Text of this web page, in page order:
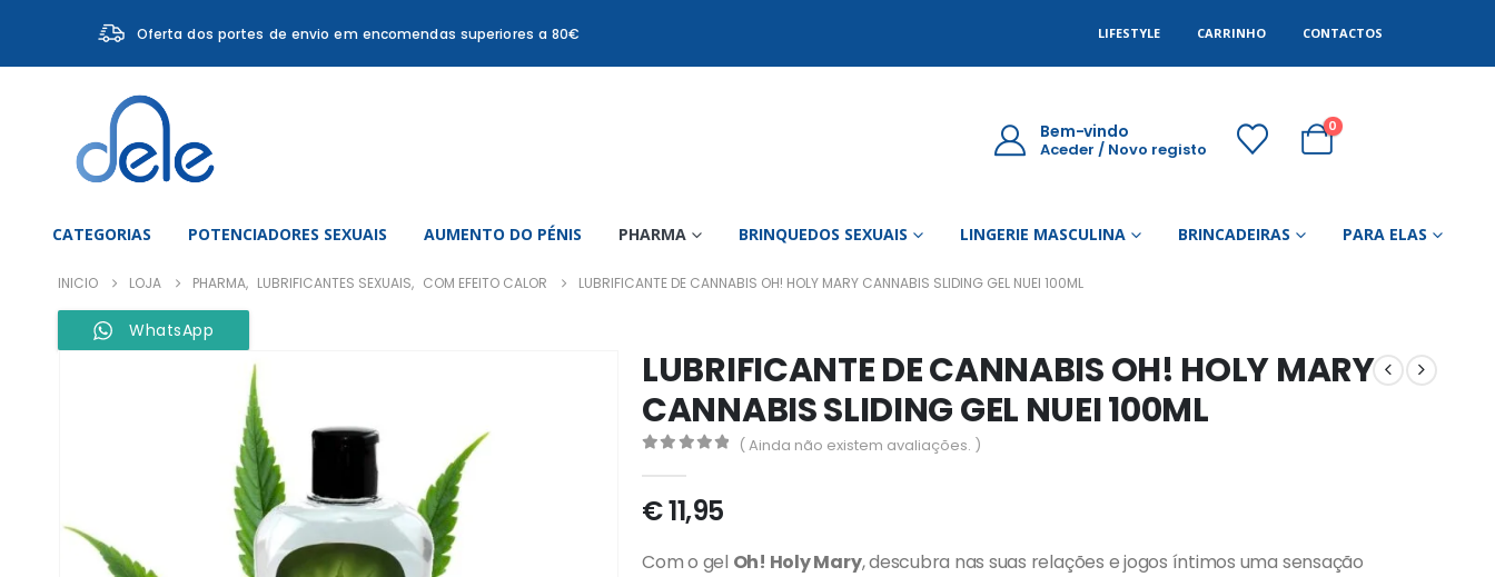
Oferta dos portes de envio em encomendas superiores a 80€ LIFESTYLE CARRINHO CONTACTOS
Bem-vindo
Aceder / Novo registo
0
CATEGORIAS POTENCIADORES SEXUAIS AUMENTO DO PÉNIS PHARMA BRINQUEDOS SEXUAIS LINGERIE MASCULINA BRINCADEIRAS PARA ELAS
INICIO LOJA PHARMA, LUBRIFICANTES SEXUAIS, COM EFEITO CALOR LUBRIFICANTE DE CANNABIS OH! HOLY MARY CANNABIS SLIDING GEL NUEI 100ML
WhatsApp
LUBRIFICANTE DE CANNABIS OH! HOLY MARY
CANNABIS SLIDING GEL NUEI 100ML
( Ainda não existem avaliações. )
€11,95
Com o gel Oh! Holy Mary, descubra nas suas relações e jogos íntimos uma sensação